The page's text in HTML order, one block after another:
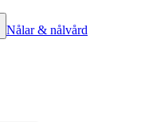
Nålar & nålvård